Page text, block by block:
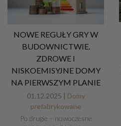
NOWE REGUŁY GRY W
BUDOWNICTWIE.
ZDROWE I
NISKOEMISYJNE DOMY
NA PIERWSZYM PLANIE
01.12.2025 | Domy
prefabrykowane
Po drugie – nowoczesne